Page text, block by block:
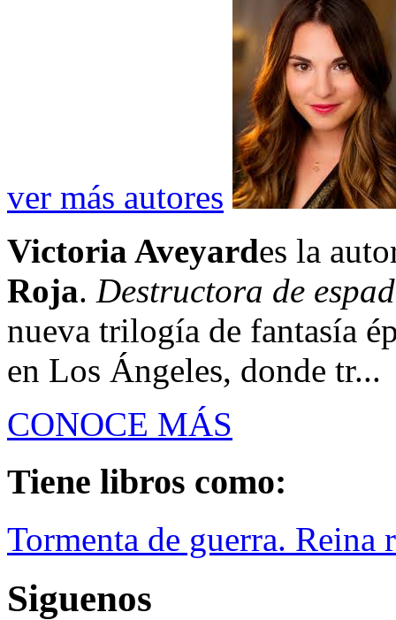
ver más autores
Victoria Aveyardes la
Roja. Destructora de
nueva trilogía de fantasía
en Los Ángeles, donde tr...
CONOCE MÁS
Tiene libros como:
Tormenta de guerra. Reina
Siguenos